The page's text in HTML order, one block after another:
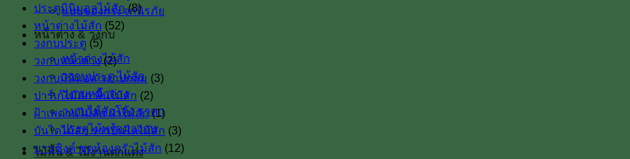
แบบของกระจกนิรภัย
หน้าต่าง & วงกบ
หน้าต่างไม้สัก
วงกบประตู ไม้สัก
วงกบหน้าต่าง
วงกบไม้สักโค้ง ราคา
ประตูไม้พร้อมวงกบ
ไม้พื้น & ไม้งานตกแต่ง
ประตูมินิมอลไม้สัก (8)
หน้าต่างไม้สัก (52)
วงกบประตู (5)
วงกบหน้าต่าง (2)
วงกบมินิมอล วงกบกลม (3)
ปาร์เก้ไม้สัก พื้นไม้สัก (2)
ฝ้าเพดานไม้สัก ฝาไม้สัก (1)
บันไดไม้สัก ราวบันไดไม้สัก (3)
บานซิงค์ ชุดห้องครัวไม้สัก (12)